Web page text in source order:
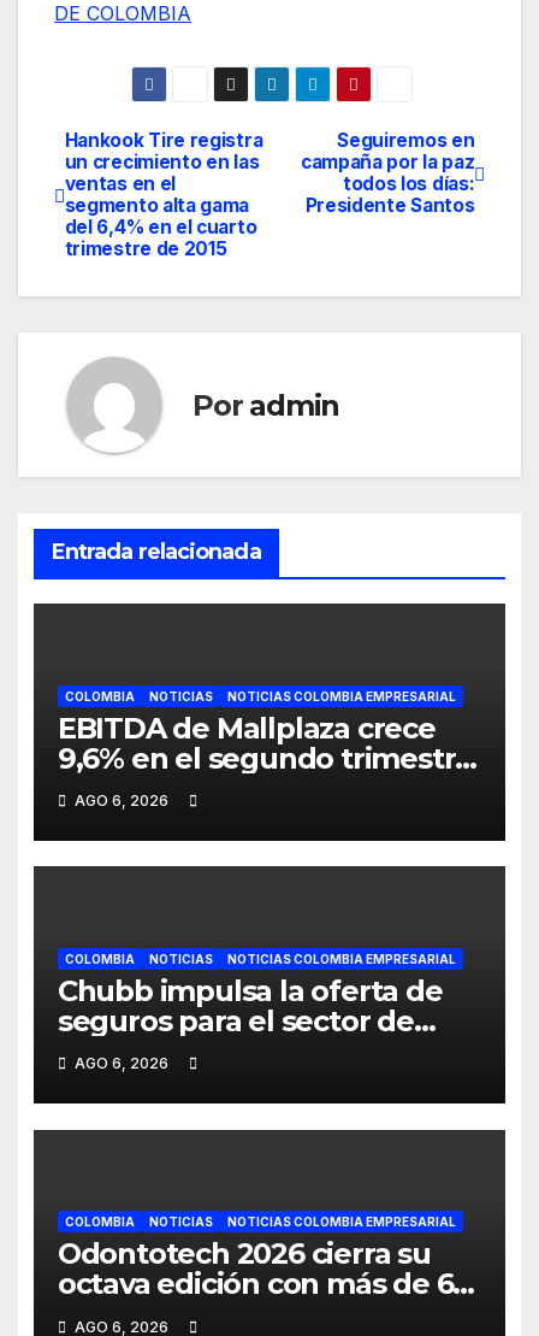
DE COLOMBIA
Navegación
de
entradas
Seguiremos en
campaña por la paz
todos los días:
Presidente Santos
Hankook Tire registra
un crecimiento en las
ventas en el
segmento alta gama
del 6,4% en el cuarto
trimestre de 2015
Por admin
Entrada relacionada
COLOMBIA NOTICIAS NOTICIAS COLOMBIA EMPRESARIAL
EBITDA de Mallplaza crece
9,6% en el segundo trimestre
mientras avanza en su plan
de crecimiento en Colombia
AGO 6, 2026
COLOMBIA NOTICIAS NOTICIAS COLOMBIA EMPRESARIAL
Chubb impulsa la oferta de
seguros para el sector de
energías renovables en
América Latina
AGO 6, 2026
COLOMBIA NOTICIAS NOTICIAS COLOMBIA EMPRESARIAL
Odontotech 2026 cierra su
octava edición con más de 6
mil visitantes
AGO 6, 2026